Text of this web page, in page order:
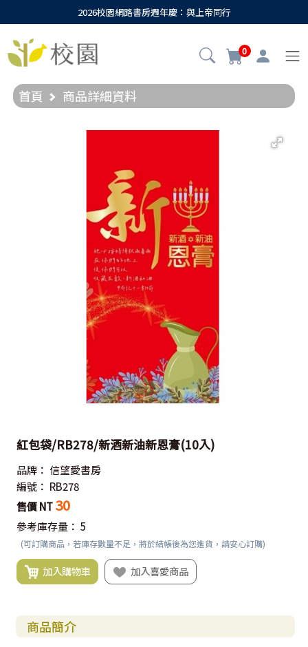
2026校園網路書房週年慶：與上帝同行
0
首頁 商品詳細資料
紅包袋/RB278/新酒新油新恩膏(10入)
品牌： 信望愛書房
編號： RB278
售價 NT 30
參考庫存量： 5
(可訂購商品，若庫存數量不足，將於結帳後為您進貨，請安心訂購)
加入購物車 加入喜愛商品
商品簡介